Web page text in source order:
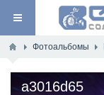
Фотоальбомы
a3016d65